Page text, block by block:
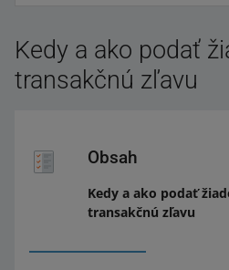
Kedy a ako podať
transakčnú zľavu
Obsah
Kedy a ako podať
transakčnú zľavu